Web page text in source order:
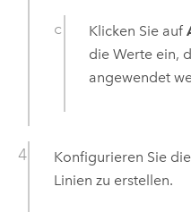
Klicken Sie auf
die Werte ein,
angewendet
Konfigurieren Sie
Linien zu erstellen.